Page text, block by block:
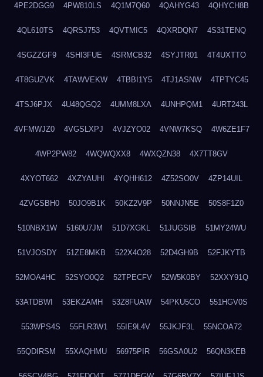
4PE2DGG9 4PW810LS 4Q1M7Q60 4QAHYG43 4QHYCH8B
4QL610TS 4QRSJ753 4QVTMIC5 4QXRDQN7 4S31TENQ
4SGZZGF9 4SHI3FUE 4SRMCB32 4SYJTR01 4T4UXTTO
4T8GUZVK 4TAWVEKW 4TBBI1Y5 4TJ1ASNW 4TPTYC45
4TSJ6PJX 4U48QGQ2 4UMM8LXA 4UNHPQM1 4URT243L
4VFMWJZ0 4VGSLXPJ 4VJZYO02 4VNW7KSQ 4W6ZE1F7
4WP2PW82 4WQWQXX8 4WXQZN38 4X7TT8GV
4XYOT662 4XZYAUHI 4YQHH612 4Z52SO0V 4ZP14UIL
4ZVGSBH0 50JO9B1K 50KZ2V9P 50NNJN5E 50S8F1Z0
510NBX1W 5160U7JM 51D7XGKL 51JUGSIB 51MY24WU
51VJOSDY 51ZE8MKB 522X4O28 52D4GH9B 52FJKYTB
52MOA4HC 52SYO0Q2 52TPECFV 52W5K0BY 52XXY91Q
53ATDBWI 53EKZAMH 53Z8FUAW 54PKU5CO 551HGV0S
553WPS4S 55FLR3W1 55IE9L4V 55JKJF3L 55NCOA72
55QDIRSM 55XAQHMU 56975PIR 56GSA0U2 56QN3KEB